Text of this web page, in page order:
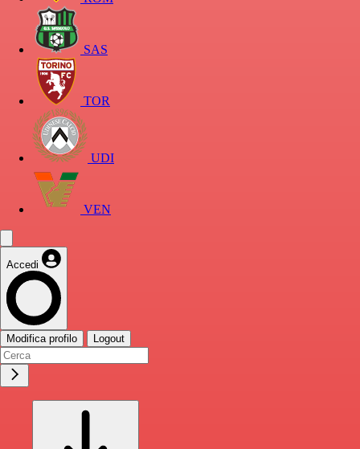
SAS
TOR
UDI
VEN
Accedi
Modifica profilo Logout